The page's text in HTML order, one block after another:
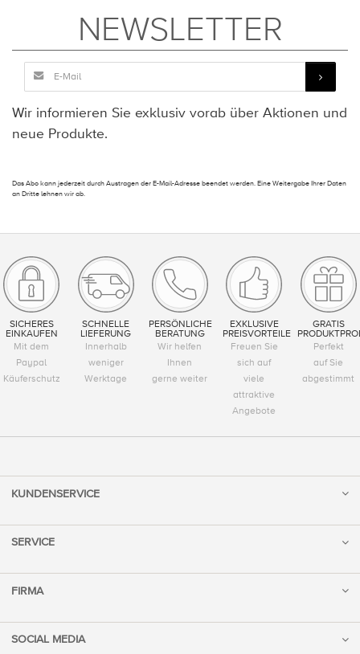
NEWSLETTER
Wir informieren Sie exklusiv vorab über Aktionen und
neue Produkte.
Das Abo kann jederzeit durch Austragen der E-Mail-Adresse beendet werden. Eine Weitergabe Ihrer Daten
an Dritte lehnen wir ab.
SICHERES
EINKAUFEN
Mit dem
Paypal
Käuferschutz
SCHNELLE
LIEFERUNG
Innerhalb
weniger
Werktage
PERSÖNLICHE
BERATUNG
Wir helfen
Ihnen
gerne weiter
EXKLUSIVE
PREISVORTEILE
Freuen Sie
sich auf
viele
attraktive
Angebote
GRATIS
Perfekt
auf Sie
abgestimmt
KUNDENSERVICE
SERVICE
FIRMA
SOCIAL MEDIA